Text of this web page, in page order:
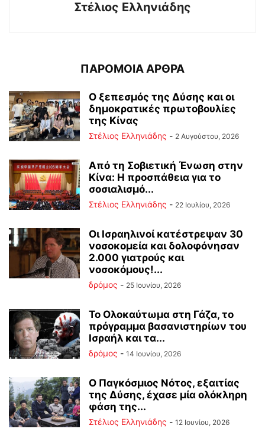
Στέλιος Ελληνιάδης
ΠΑΡΟΜΟΙΑ ΑΡΘΡΑ
Ο ξεπεσμός της Δύσης και οι
δημοκρατικές πρωτοβουλίες
της Κίνας
Στέλιος Ελληνιάδης - 2 Αυγούστου, 2026
Από τη Σοβιετική Ένωση στην
Κίνα: Η προσπάθεια για το
σοσιαλισμό...
Στέλιος Ελληνιάδης - 22 Ιουλίου, 2026
Οι Ισραηλινοί κατέστρεψαν 30
νοσοκομεία και δολοφόνησαν
2.000 γιατρούς και
νοσοκόμους!...
δρόμος - 25 Ιουνίου, 2026
Το Ολοκαύτωμα στη Γάζα, το
πρόγραμμα βασανιστηρίων του
Ισραήλ και τα...
δρόμος - 14 Ιουνίου, 2026
Ο Παγκόσμιος Νότος, εξαιτίας
της Δύσης, έχασε μία ολόκληρη
φάση της...
Στέλιος Ελληνιάδης - 12 Ιουνίου, 2026